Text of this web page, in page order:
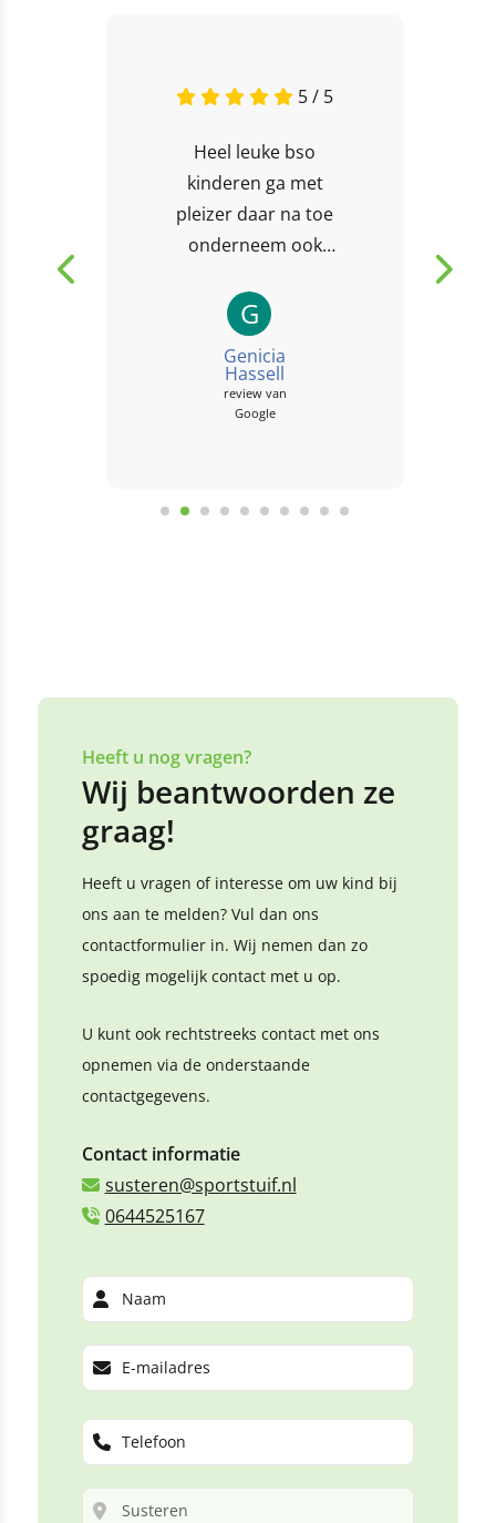
5 / 5
Heel leuke bso
kinderen ga met
pleizer daar na toe
onderneem ook
kinderen
G
Genicia
Hassell
review van
Google
Heeft u nog vragen?
Wij beantwoorden ze
graag!
Heeft u vragen of interesse om uw kind bij
ons aan te melden? Vul dan ons
contactformulier in. Wij nemen dan zo
spoedig mogelijk contact met u op.
U kunt ook rechtstreeks contact met ons
opnemen via de onderstaande
contactgegevens.
Contact informatie
susteren@sportstuif.nl
0644525167